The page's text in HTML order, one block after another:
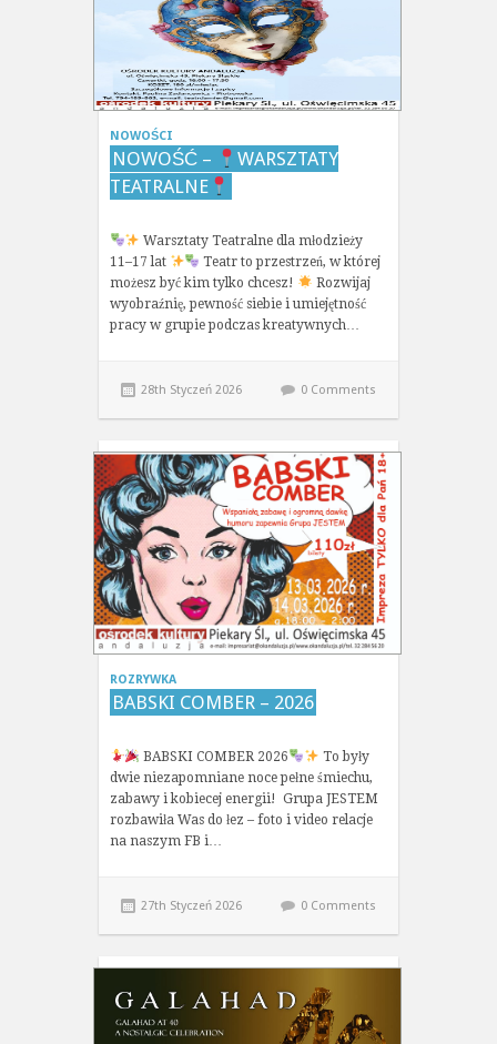
NOWOŚCI
NOWOŚĆ –
WARSZTATY
TEATRALNE
Warsztaty Teatralne dla młodzieży
11–17 lat
Teatr to przestrzeń, w której
możesz być kim tylko chcesz!
Rozwijaj
wyobraźnię, pewność siebie i umiejętność
pracy w grupie podczas kreatywnych…
28th Styczeń 2026 0 Comments
ROZRYWKA
BABSKI COMBER – 2026
BABSKI COMBER 2026
To były
dwie niezapomniane noce pełne śmiechu,
zabawy i kobiecej energii! Grupa JESTEM
rozbawiła Was do łez – foto i video relacje
na naszym FB i…
27th Styczeń 2026 0 Comments